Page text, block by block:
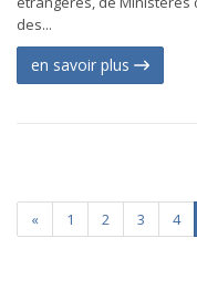
des...
en savoir plus
« 1 2 3 4